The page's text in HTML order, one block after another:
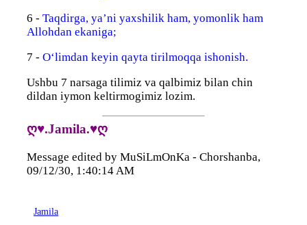
6 - Taqdirga, ya’ni yaxshilik ham, yomonlik ham
Allohdan ekaniga;
7 - O‘limdan keyin qayta tirilmoqqa ishonish.
Ushbu 7 narsaga tilimiz va qalbimiz bilan chin
dildan iymon keltirmogimiz lozim.
ღ♥.Jamila.♥ღ
Message edited by MuSiLmOnKa - Chorshanba,
09/12/30, 1:40:14 AM
Jamila